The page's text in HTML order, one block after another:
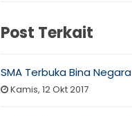
Post Terkait
SMA Terbuka Bina Negara
Kamis, 12 Okt 2017